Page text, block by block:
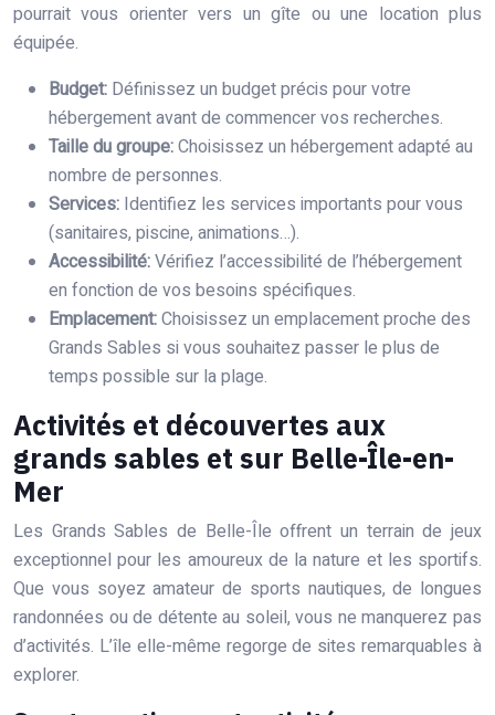
pourrait vous orienter vers un gîte ou une location plus
équipée.
Budget: Définissez un budget précis pour votre
hébergement avant de commencer vos recherches.
Taille du groupe:Choisissez un hébergement adapté au
nombre de personnes.
Services: Identifiez les services importants pour vous
(sanitaires, piscine, animations…).
Accessibilité:Vérifiez l’accessibilité de l’hébergement
en fonction de vos besoins spécifiques.
Emplacement:Choisissez un emplacement proche des
Grands Sables si vous souhaitez passer le plus de
temps possible sur la plage.
Activités et découvertes aux
grands sables et sur Belle-Île-en-
Mer
Les Grands Sables de Belle-Île offrent un terrain de jeux
exceptionnel pour les amoureux de la nature et les sportifs.
Que vous soyez amateur de sports nautiques, de longues
randonnées ou de détente au soleil, vous ne manquerez pas
d’activités. L’île elle-même regorge de sites remarquables à
explorer.